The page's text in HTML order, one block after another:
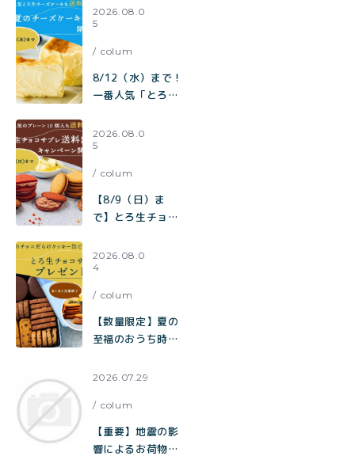
とくちで、コーヒ
ーが欲しくなる。
しキャラメルのチ
ャンククッキー』
が新登場！
2026.08.0
5
colum
8/12（水）まで！
一番人気「とろ生
【送料無料】
toroa夏のチーズ
2026.08.0
5
colum
【8/9（日）ま
で】とろ生チョコ
ャンペーン開催
中！
2026.08.0
4
colum
【数量限定】夏の
至福のおうち時間
だらけクッキー缶
ョコサブレをプレ
ゼント
2026.07.29
colum
【重要】地震の影
響によるお荷物の